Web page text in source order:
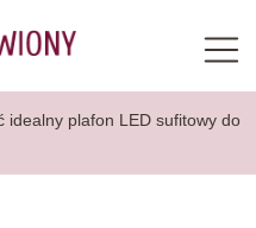
idealny plafon LED sufitowy do